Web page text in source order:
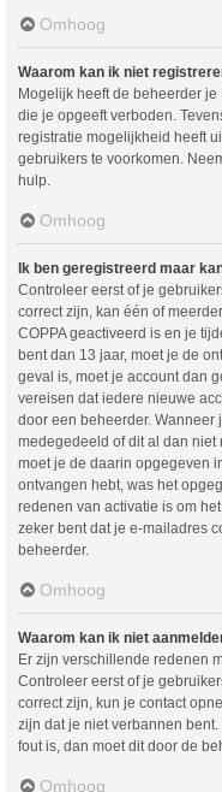
Omhoog
Waarom kan ik niet
Mogelijk heeft de beheerder
die je opgeeft verboden.
registratie mogelijkheid heeft
gebruikers te voorkomen.
hulp.
Omhoog
Ik ben geregistreerd maar
Controleer eerst of je
correct zijn, kan één of
COPPA geactiveerd is en je
bent dan 13 jaar, moet je de
geval is, moet je account dan
vereisen dat iedere nieuwe
door een beheerder. Wanneer
medegedeeld of dit al dan niet
moet je de daarin opgegeven
ontvangen hebt, was het
redenen van activatie is om
zeker bent dat je e-mailadres
beheerder.
Omhoog
Waarom kan ik niet
Er zijn verschillende redenen
Controleer eerst of je
correct zijn, kun je contact
zijn dat je niet verbannen
fout is, dan moet dit door de
Omhoog